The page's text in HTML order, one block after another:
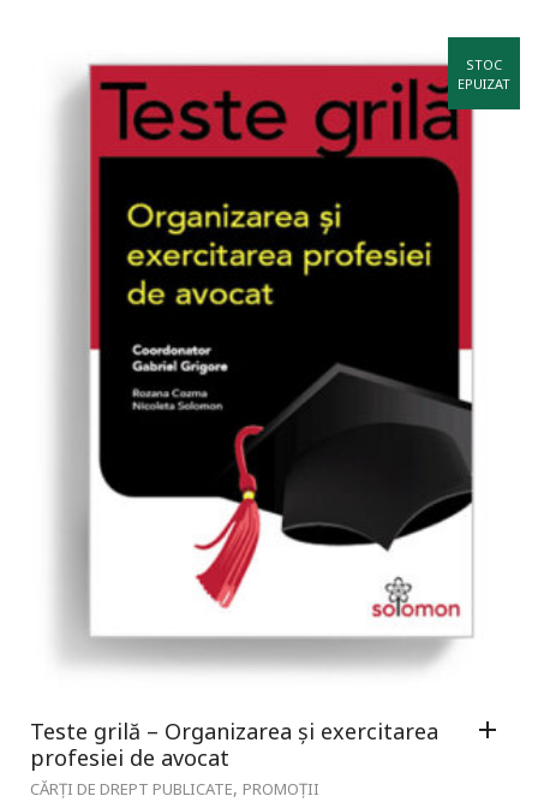
STOC
EPUIZAT
Teste grilă – Organizarea și exercitarea
profesiei de avocat
CĂRȚI DE DREPT PUBLICATE, PROMOȚII